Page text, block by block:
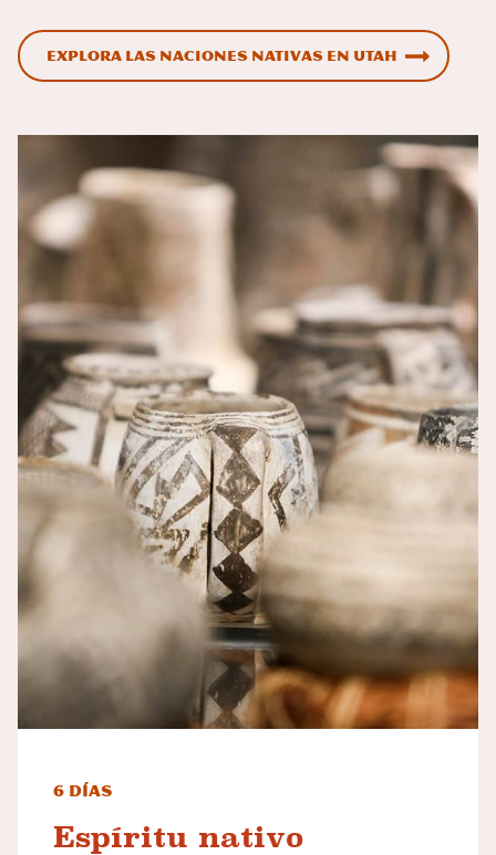
Explora las naciones nativas en Utah
6 días
Espíritu nativo